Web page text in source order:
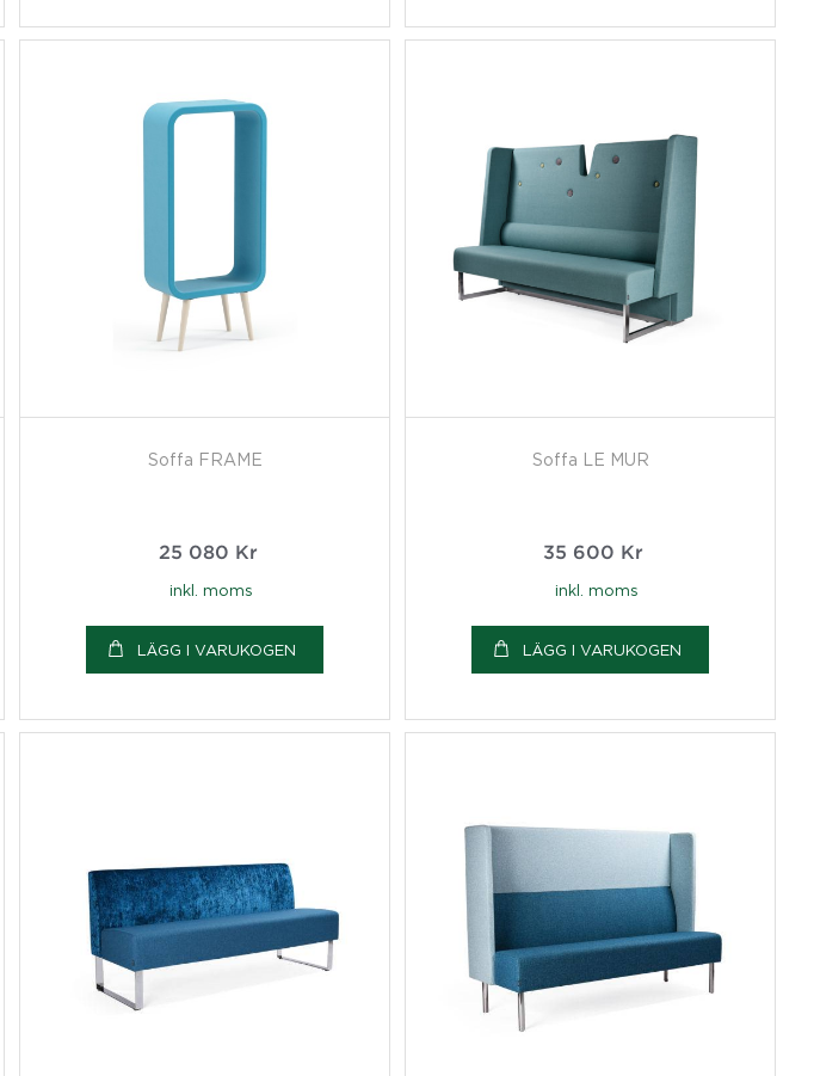
Soffa FRAME
25 080 Kr
inkl. moms
LÄGG I VARUKOGEN
Soffa LE MUR
35 600 Kr
inkl. moms
LÄGG I VARUKOGEN